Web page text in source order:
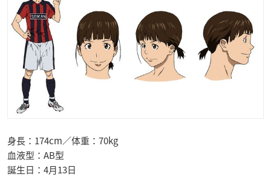
身長：174cm／体重：70kg
血液型：AB型
誕生日：4月13日